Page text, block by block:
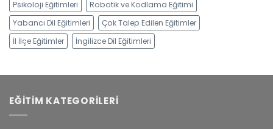
Psikoloji Eğitimleri
Robotik ve Kodlama Eğitimi
Yabancı Dil Eğitimleri
Çok Talep Edilen Eğitimler
İl İlçe Eğitimler
İngilizce Dil Eğitimleri
EĞITIM KATEGORILERI